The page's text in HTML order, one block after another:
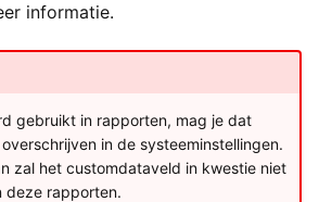
informatie.
gebruikt in rapporten, mag je dat
in de systeeminstellingen.
zal het customdataveld in kwestie niet
deze rapporten.